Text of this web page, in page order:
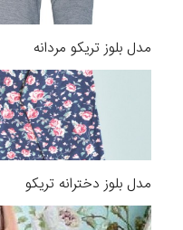
مدل بلوز تریکو مردانه
مدل بلوز دخترانه تریکو